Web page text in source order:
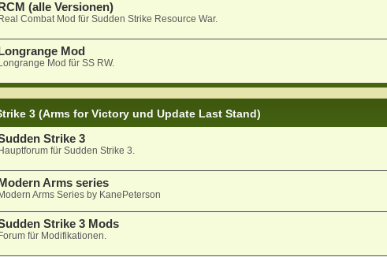
RCM (alle Versionen)
Real Combat Mod für Sudden Strike Resource War.
Longrange Mod
Longrange Mod für SS RW.
3 (Arms for Victory und Update Last Stand)
Strike 3
Hauptforum für Sudden Strike 3.
Modern Arms series
Modern Arms Series by KanePeterson
Strike 3 Mods
Forum für Modifikationen.